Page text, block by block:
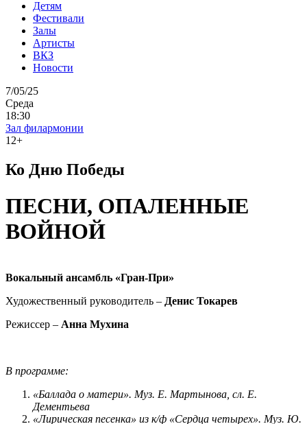
Детям
Фестивали
Залы
Артисты
ВКЗ
Новости
7/05/25
Среда
18:30
Зал филармонии
12+
Ко Дню Победы
ПЕСНИ, ОПАЛЕННЫЕ
ВОЙНОЙ
Вокальный ансамбль «Гран-При»
Художественный руководитель – Денис Токарев
Режиссер – Анна Мухина
В программе:
«Баллада о матери». Муз. Е. Мартынова, сл. Е.
Дементьева
«Лирическая песенка» из к/ф «Сердца четырех». Муз. Ю.